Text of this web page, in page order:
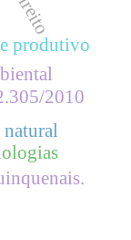
produtivo
direito
2010